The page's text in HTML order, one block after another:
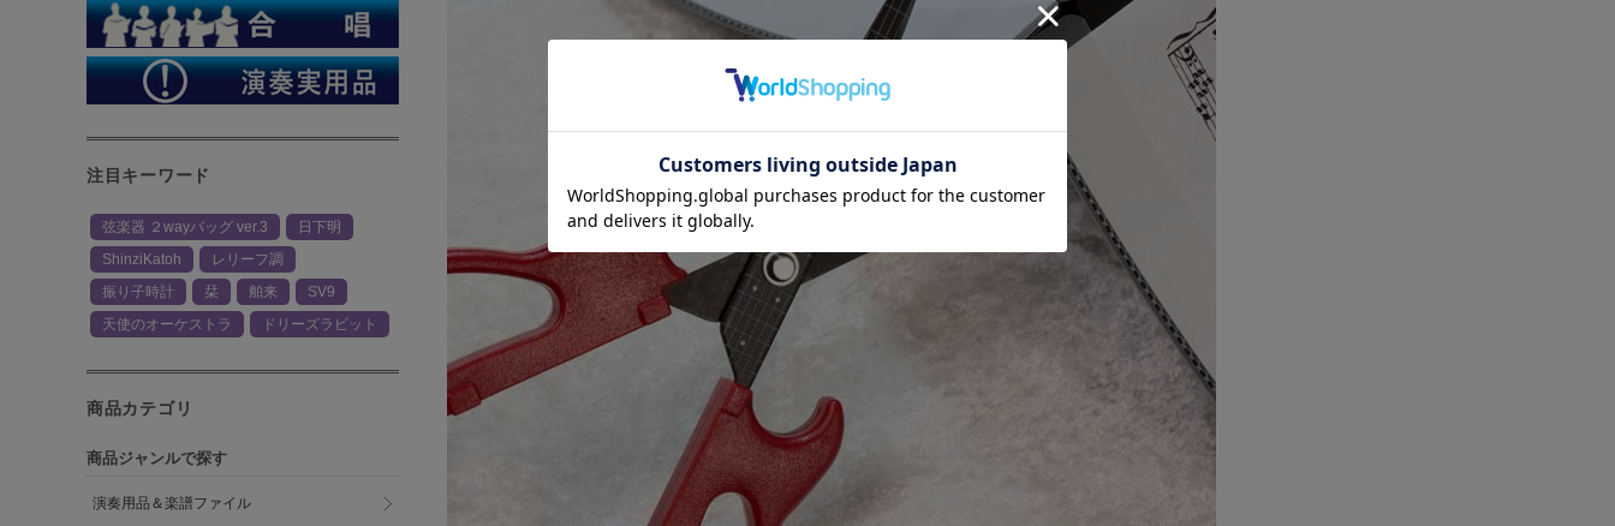
注目キーワード
弦楽器 ２wayバッグ ver.3
日下明
ShinziKatoh
レリーフ調
振り子時計
栞 舶来
SV9
天使のオーケストラ
ドリーズラビット
商品カテゴリ
商品ジャンルで探す
演奏用品＆楽譜ファイル